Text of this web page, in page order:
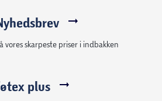
ikke at anvende en
eller rengøringsmidler som
og stærke kemikalier.
vores skarpeste priser i indbakken
plus